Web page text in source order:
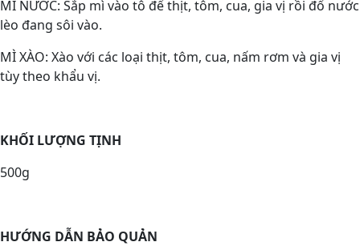
MÌ NƯỚC: Sắp mì vào tô để thịt, tôm, cua, gia vị rồi đổ nước
lèo đang sôi vào.
MÌ XÀO: Xào với các loại thịt, tôm, cua, nấm rơm và gia vị
tùy theo khẩu vị.
KHỐI LƯỢNG TỊNH
500g
HƯỚNG DẪN BẢO QUẢN